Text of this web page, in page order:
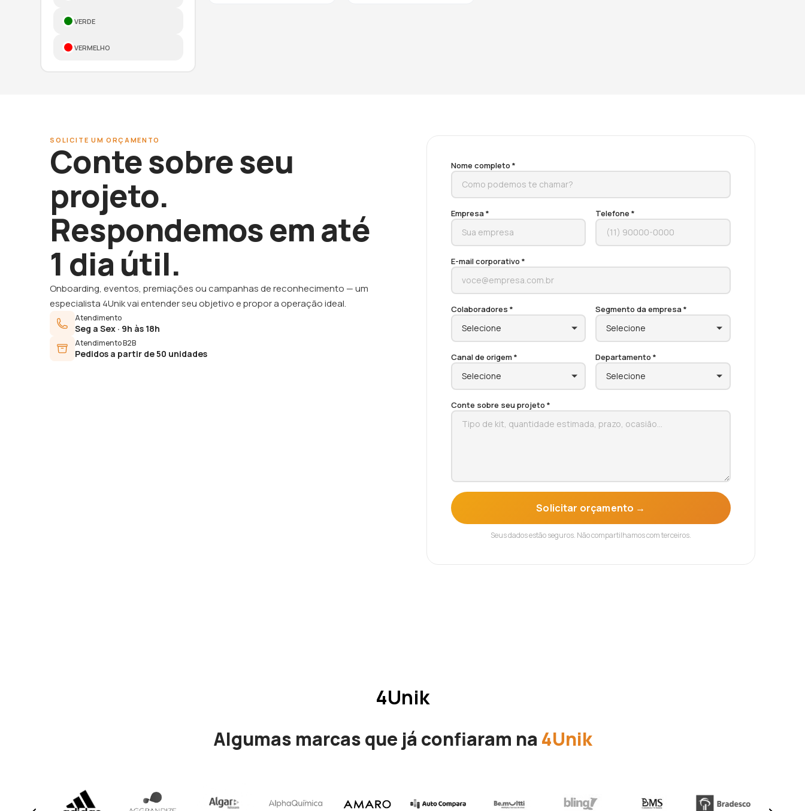
VERDE
VERMELHO
SOLICITE UM ORÇAMENTO
Conte sobre seu
projeto.
Respondemos em até
1 dia útil.
Onboarding, eventos, premiações ou campanhas de reconhecimento — um
especialista 4Unik vai entender seu objetivo e propor a operação ideal.
Atendimento
Seg a Sex · 9h às 18h
Atendimento B2B
Pedidos a partir de 50 unidades
Nome completo *
Empresa * Telefone *
E-mail corporativo *
Colaboradores * Segmento da empresa *
Canal de origem * Departamento *
Conte sobre seu projeto *
Solicitar orçamento →
Seus dados estão seguros. Não compartilhamos com terceiros.
4Unik
Algumas marcas que já confiaram na 4Unik